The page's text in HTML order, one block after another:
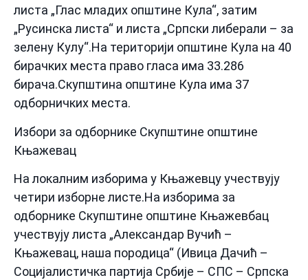
листа „Глас младих општине Кула“, затим
„Русинска листа“ и листа „Српски либерали – за
зелену Кулу“.На територији општине Кула на 40
бирачких места право гласа има 33.286
бирача.Скупштина општине Кула има 37
одборничких места.
Избори за одборнике Скупштине општине
Књажевац
На локалним изборима у Књажевцу учествују
четири изборне листе.На изборима за
одборнике Скупштине општине Књажевбац
учествују листа „Александар Вучић –
Књажевац, наша породица“ (Ивица Дачић –
Социјалистичка партија Србије – СПС – Српска